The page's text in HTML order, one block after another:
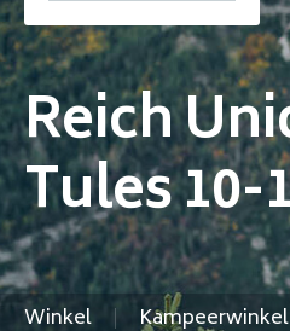
Reich
Tules 10-
Winkel Kampeerwinkel